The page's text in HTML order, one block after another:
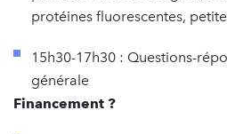
protéines fluorescentes,
15h30-17h30 : Questions-
générale
Financement ?